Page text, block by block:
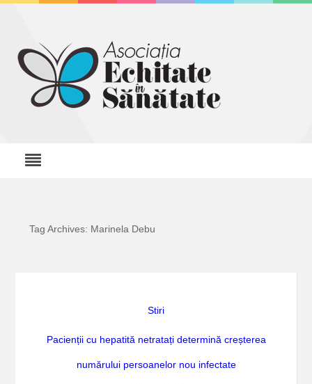
Tag Archives: Marinela Debu
Stiri
Pacienții cu hepatită netratați determină creșterea
numărului persoanelor nou infectate